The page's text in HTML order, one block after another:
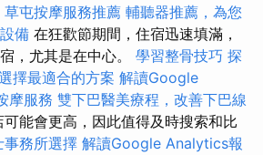
草屯按摩服務推薦 輔聽器推薦，為您
備 在狂歡節期間，住宿迅速填滿，
，尤其是在中心。 學習整骨技巧 探
擇最適合的方案 解讀Google
摩服務 雙下巴醫美療程，改善下巴線
能會更高，因此值得及時搜索和比
事務所選擇 解讀Google Analytics報